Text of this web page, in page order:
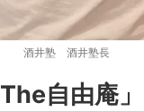
酒井塾 酒井塾長
The自由庵」